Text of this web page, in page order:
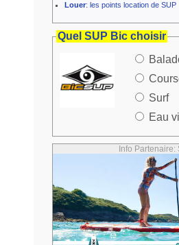
Louer: les points location de SUP
Quel SUP Bic choisir
Surf
Eau
Info Partenaire: